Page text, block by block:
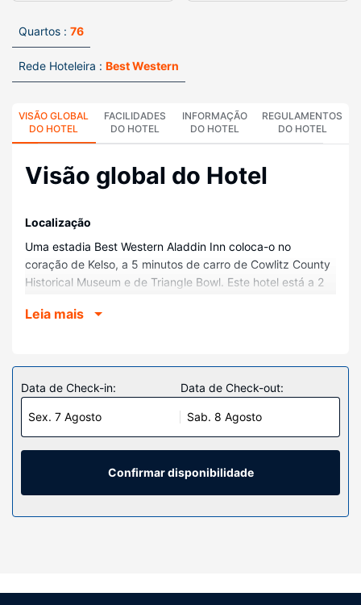
Quartos : 76
Rede Hoteleira : Best Western
VISÃO GLOBAL
DO HOTEL
FACILIDADES
DO HOTEL
INFORMAÇÃO
DO HOTEL
REGULAMENTOS
DO HOTEL
Visão global do Hotel
Localização
Uma estadia Best Western Aladdin Inn coloca-o no
coração de Kelso, a 5 minutos de carro de Cowlitz County
Historical Museum e de Triangle Bowl. Este hotel está a 2
km (1,8 mi) de Lake Sacajawea Park.
Sinta-se em casa num dos 76 quartos com decoração
personalizada, com um frigorífico e um micro-ondas.
Ligue-se à internet com e sem fios gratuita para estar
sempre contactável. Em alternativa, assista a uma seleção
de canais por cabo. As casas de banho privativas dispõem
de uma combinação polibã/banheira, artigos de higiene
grátis e secadores de cabelo. As comodidades incluem
espaço comum e uma máquina de venda automática.
Leia mais
Data de Check-in:
Sex. 7 Agosto
Data de Check-out:
Sab. 8 Agosto
Confirmar disponibilidade